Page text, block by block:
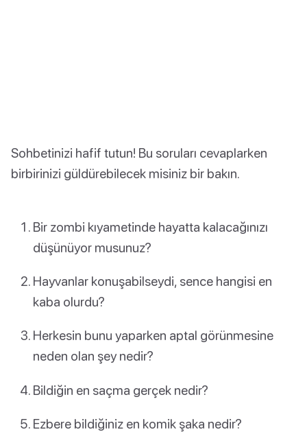
Sohbetinizi hafif tutun! Bu soruları cevaplarken
birbirinizi güldürebilecek misiniz bir bakın.
Bir zombi kıyametinde hayatta kalacağınızı
düşünüyor musunuz?
Hayvanlar konuşabilseydi, sence hangisi en
kaba olurdu?
Herkesin bunu yaparken aptal görünmesine
neden olan şey nedir?
Bildiğin en saçma gerçek nedir?
Ezbere bildiğiniz en komik şaka nedir?